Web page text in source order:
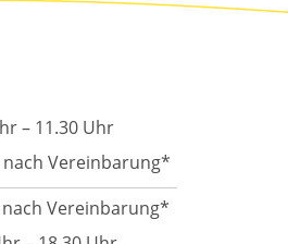
– 11.30 Uhr
Vereinbarung*
Vereinbarung*